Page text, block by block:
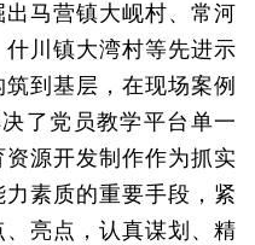
马营镇大岘村、常河
川镇大湾村等先进示
到基层，在现场案例
了党员教学平台单一
源开发制作作为抓实
素质的重要手段，紧
亮点，认真谋划、精